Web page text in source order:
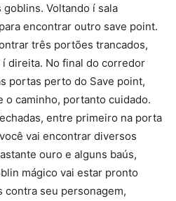
Voltando í sala
encontrar outro save point.
três portões trancados,
direita. No final do corredor
portas perto do Save point,
o caminho, portanto cuidado.
entre primeiro na porta
vai encontrar diversos
ouro e alguns baús,
mágico vai estar pronto
seu personagem,